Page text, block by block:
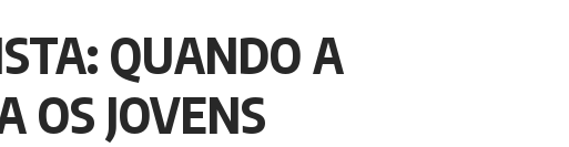
QUANDO A
OS JOVENS